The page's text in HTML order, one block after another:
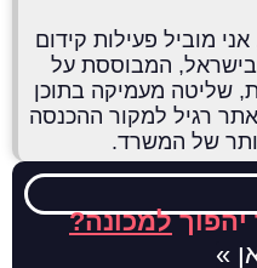
מוביל פעילות קידום
המבוססת על
שליטה מעמיקה בתוכן
רגיל למקור ההכנסה
של המשרד.
למכונה?
»